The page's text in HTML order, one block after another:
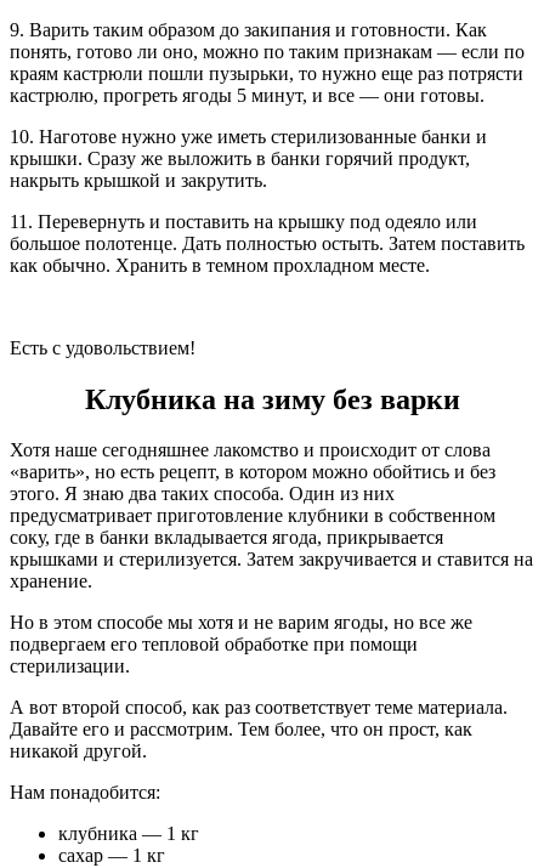
9. Варить таким образом до закипания и готовности. Как
понять, готово ли оно, можно по таким признакам — если по
краям кастрюли пошли пузырьки, то нужно еще раз потрясти
кастрюлю, прогреть ягоды 5 минут, и все — они готовы.
10. Наготове нужно уже иметь стерилизованные банки и
крышки. Сразу же выложить в банки горячий продукт,
накрыть крышкой и закрутить.
11. Перевернуть и поставить на крышку под одеяло или
большое полотенце. Дать полностью остыть. Затем поставить
как обычно. Хранить в темном прохладном месте.
Есть с удовольствием!
Клубника на зиму без варки
Хотя наше сегодняшнее лакомство и происходит от слова
«варить», но есть рецепт, в котором можно обойтись и без
этого. Я знаю два таких способа. Один из них
предусматривает приготовление клубники в собственном
соку, где в банки вкладывается ягода, прикрывается
крышками и стерилизуется. Затем закручивается и ставится на
хранение.
Но в этом способе мы хотя и не варим ягоды, но все же
подвергаем его тепловой обработке при помощи
стерилизации.
А вот второй способ, как раз соответствует теме материала.
Давайте его и рассмотрим. Тем более, что он прост, как
никакой другой.
Нам понадобится:
клубника — 1 кг
сахар — 1 кг